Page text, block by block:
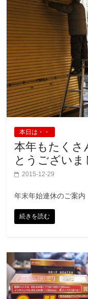
本日は・・
本年もたくさ
とうございま
2015-12-29
年末年始連休のご案内
続きを読む